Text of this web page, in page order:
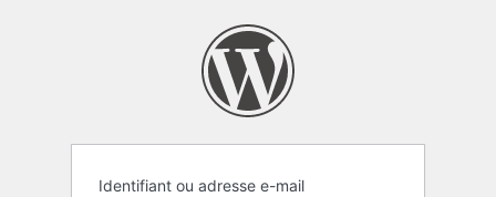
Identifiant ou adresse e-mail